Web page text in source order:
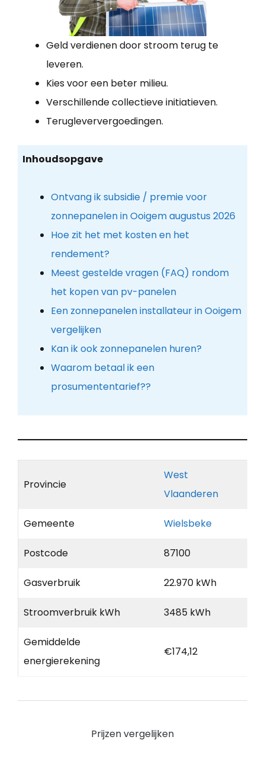
Geld verdienen door stroom terug te
leveren.
Kies voor een beter milieu.
Verschillende collectieve initiatieven.
Terugleververgoedingen.
Inhoudsopgave
Ontvang ik subsidie / premie voor
zonnepanelen in Ooigem augustus 2026
Hoe zit het met kosten en het
rendement?
Meest gestelde vragen (FAQ) rondom
het kopen van pv-panelen
Een zonnepanelen installateur in Ooigem
vergelijken
Kan ik ook zonnepanelen huren?
Waarom betaal ik een
prosumententarief??
Provincie
West
Vlaanderen
Gemeente Wielsbeke
Postcode 87100
Gasverbruik 22.970 kWh
Stroomverbruik kWh 3485 kWh
Gemiddelde
energierekening
€174,12
Prijzen vergelijken